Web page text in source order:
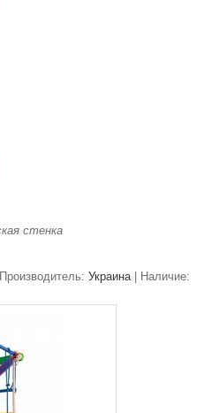
стенка
Производитель: Украина| Наличие: